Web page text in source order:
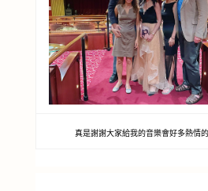
真是謝謝大家給我的音樂會好多熱情